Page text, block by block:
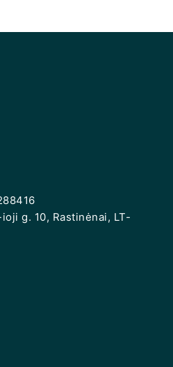
g. 10, Rastinėnai, LT-